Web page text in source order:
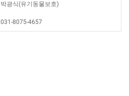
박광식(유기동물보호)
031-8075-4657